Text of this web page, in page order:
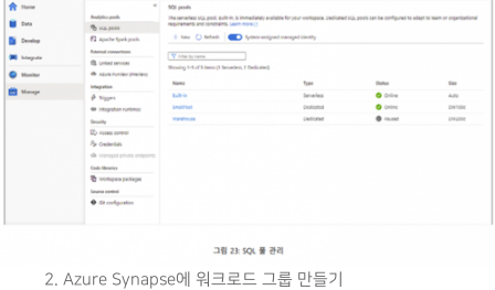
2. Azure Synapse에 워크로드 그룹 만들기